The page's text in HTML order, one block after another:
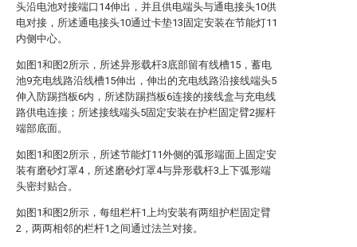
头沿电池对接端口14伸出，并且供电端头与通电接头10供
电对接，所述通电接头10通过卡垫13固定安装在节能灯11
内侧中心。
如图1和图2所示，所述异形载杆3底部留有线槽15，蓄电
池9充电线路沿线槽15伸出，伸出的充电线路沿接线端头5
伸入防踢挡板6内，所述防踢挡板6连接的接线盒与充电线
路供电连接；所述接线端头5固定安装在护栏固定臂2握杆
端部底面。
如图1和图2所示，所述节能灯11外侧的弧形端面上固定安
装有磨砂灯罩4，所述磨砂灯罩4与异形载杆3上下弧形端
头密封贴合。
如图1和图2所示，每组栏杆1上均安装有两组护栏固定臂
2，两两相邻的栏杆1之间通过法兰对接。